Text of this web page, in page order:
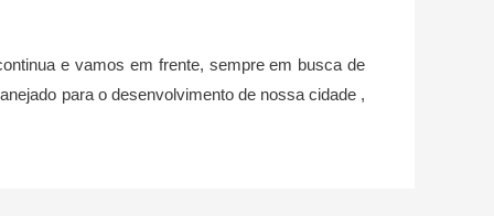
e vamos em frente, sempre em busca de
para o desenvolvimento de nossa cidade ,